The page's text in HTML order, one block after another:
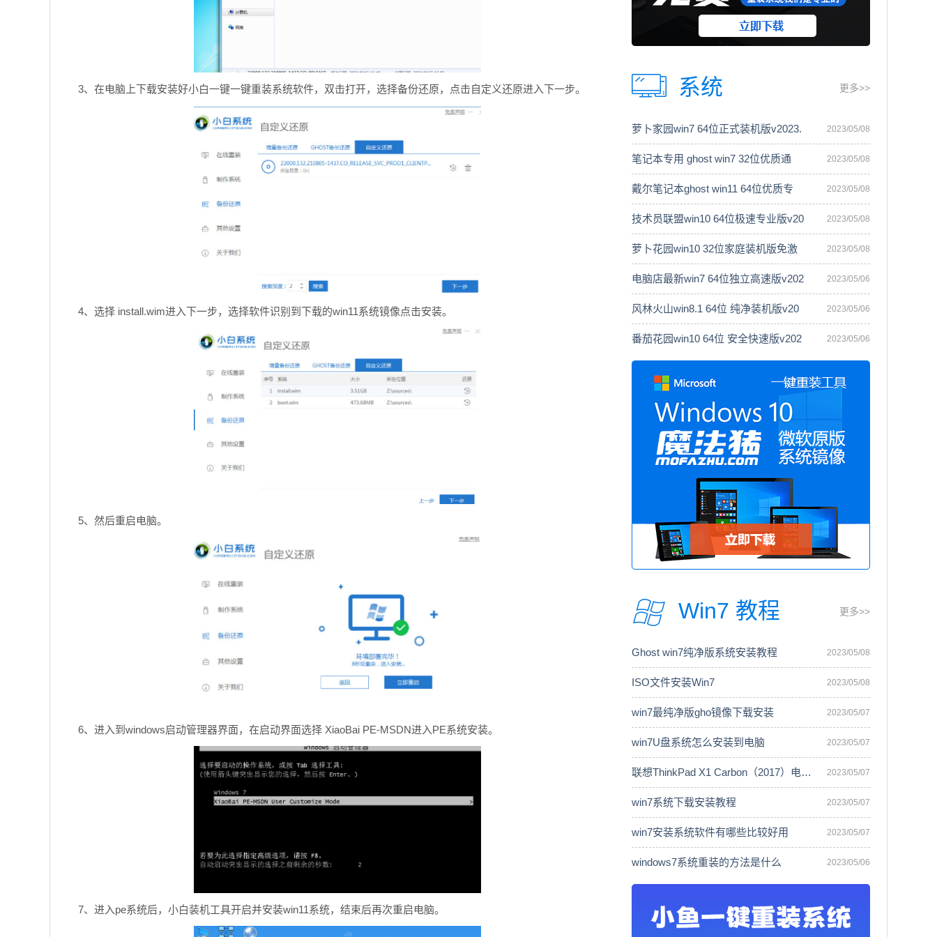
3、在电脑上下载安装好小白一键一键重装系统软件，双击打开，选择备份还原，点击自定义还原进入下一步。
4、选择 install.wim进入下一步，选择软件识别到下载的win11系统镜像点击安装。
5、然后重启电脑。
6、进入到windows启动管理器界面，在启动界面选择 XiaoBai PE-MSDN进入PE系统安装。
7、进入pe系统后，小白装机工具开启并安装win11系统，结束后再次重启电脑。
系统 更多>>
萝卜家园win7 64位正式装机版v2023. 2023/05/08
笔记本专用 ghost win7 32位优质通 2023/05/08
戴尔笔记本ghost win11 64位优质专 2023/05/08
技术员联盟win10 64位极速专业版v20 2023/05/08
萝卜花园win10 32位家庭装机版免激 2023/05/08
电脑店最新win7 64位独立高速版v202 2023/05/06
风林火山win8.1 64位 纯净装机版v20 2023/05/06
番茄花园win10 64位 安全快速版v202 2023/05/06
Win7 教程 更多>>
Ghost win7纯净版系统安装教程 2023/05/08
ISO文件安装Win7 2023/05/08
win7最纯净版gho镜像下载安装 2023/05/07
win7U盘系统怎么安装到电脑 2023/05/07
联想ThinkPad X1 Carbon（2017）电脑安 2023/05/07
win7系统下载安装教程 2023/05/07
win7安装系统软件有哪些比较好用 2023/05/07
windows7系统重装的方法是什么 2023/05/06